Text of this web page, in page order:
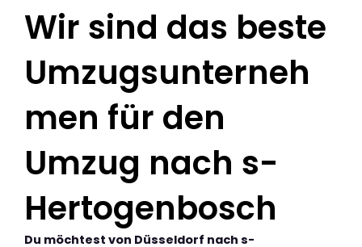
Wir sind das beste
Umzugsunterneh
men für den
Umzug nach s-
Hertogenbosch
Du möchtest von Düsseldorf nach s-